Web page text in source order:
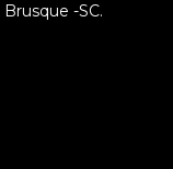
-SC.